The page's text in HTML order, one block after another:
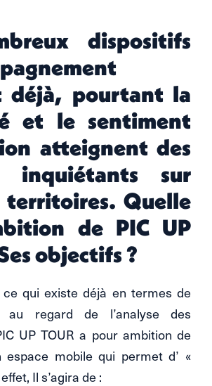
dispositifs
déjà, pourtant la
et le sentiment
atteignent des
inquiétants sur
territoires. Quelle
de PIC UP
objectifs ?
qui existe déjà en termes de
au regard de l’analyse des
UP TOUR a pour ambition de
espace mobile qui permet d’ «
Il s’agira de :